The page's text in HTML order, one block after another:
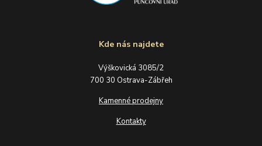
Kde nás najdete
Výškovická 3085/2
700 30 Ostrava-Zábřeh
Kamenné prodejny
Kontakty